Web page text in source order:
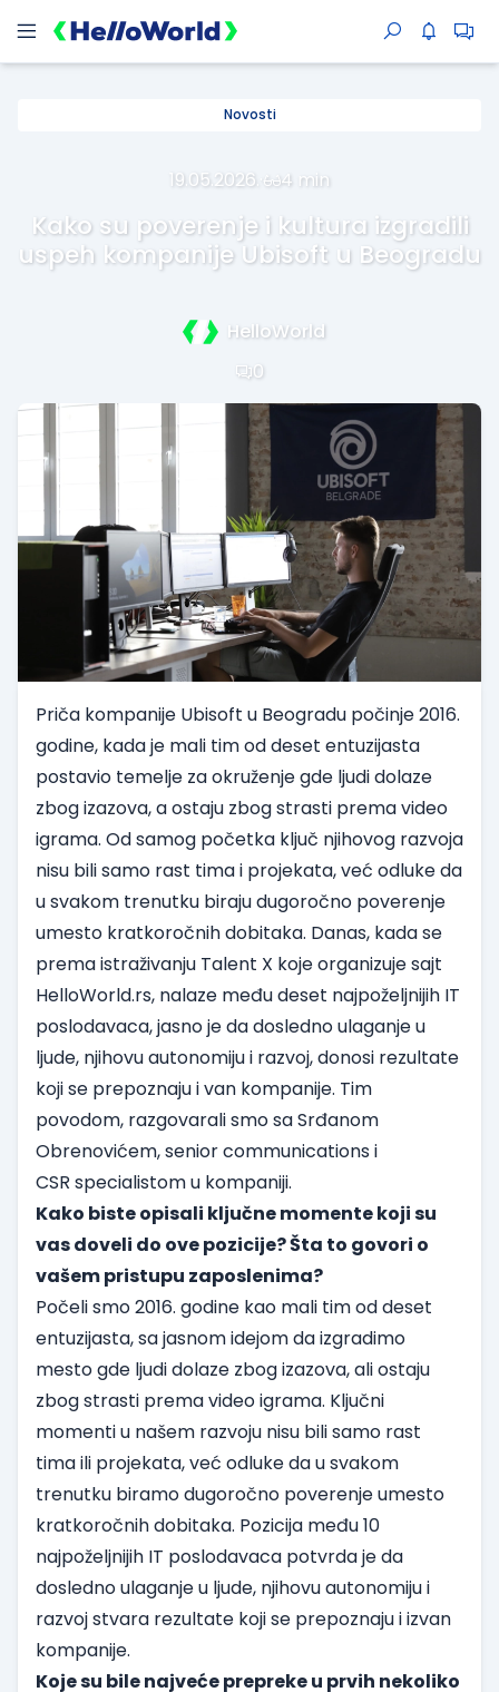
Novosti
19.05.2026. 4 min
Kako su poverenje i kultura izgradili
uspeh kompanije Ubisoft u Beogradu
HelloWorld
0
Priča kompanije Ubisoft u Beogradu počinje 2016.
godine, kada je mali tim od deset entuzijasta
postavio temelje za okruženje gde ljudi dolaze
zbog izazova, a ostaju zbog strasti prema video
igrama. Od samog početka ključ njihovog razvoja
nisu bili samo rast tima i projekata, već odluke da
u svakom trenutku biraju dugoročno poverenje
umesto kratkoročnih dobitaka. Danas, kada se
prema istraživanju Talent X koje organizuje sajt
HelloWorld.rs, nalaze među deset najpoželjnijih IT
poslodavaca, jasno je da dosledno ulaganje u
ljude, njihovu autonomiju i razvoj, donosi rezultate
koji se prepoznaju i van kompanije. Tim
povodom, razgovarali smo sa Srđanom
Obrenovićem, senior communications i
CSR specialistom u kompaniji.
Kako biste opisali ključne momente koji su
vas doveli do ove pozicije? Šta to govori o
vašem pristupu zaposlenima?
Počeli smo 2016. godine kao mali tim od deset
entuzijasta, sa jasnom idejom da izgradimo
mesto gde ljudi dolaze zbog izazova, ali ostaju
zbog strasti prema video igrama. Ključni
momenti u našem razvoju nisu bili samo rast
tima ili projekata, već odluke da u svakom
trenutku biramo dugoročno poverenje umesto
kratkoročnih dobitaka. Pozicija među 10
najpoželjnijih IT poslodavaca potvrda je da
dosledno ulaganje u ljude, njihovu autonomiju i
razvoj stvara rezultate koji se prepoznaju i izvan
kompanije.
Koje su bile najveće prepreke u prvih nekoliko